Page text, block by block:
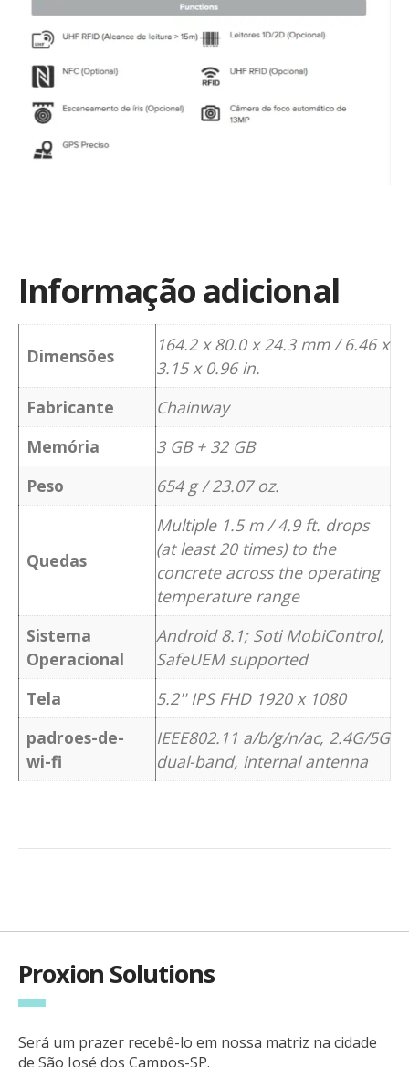
Informação adicional
Dimensões
164.2 x 80.0 x 24.3 mm / 6.46 x
3.15 x 0.96 in.
Fabricante
Chainway
Memória
3 GB + 32 GB
Peso
654 g / 23.07 oz.
Quedas
Multiple 1.5 m / 4.9 ft. drops
(at least 20 times) to the
concrete across the operating
temperature range
Sistema
Operacional
Android 8.1; Soti MobiControl,
SafeUEM supported
Tela
5.2'' IPS FHD 1920 x 1080
padroes-de-
wi-fi
IEEE802.11 a/b/g/n/ac, 2.4G/5G
dual-band, internal antenna
Proxion Solutions
Será um prazer recebê-lo em nossa matriz na cidade
de São José dos Campos-SP.